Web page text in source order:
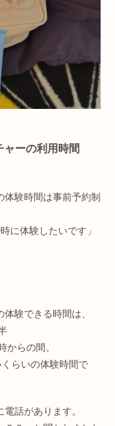
ーの利用時間
験時間は事前予約制
に体験したいです」
験できる時間は、
からの間。
らいの体験時間で
話があります。